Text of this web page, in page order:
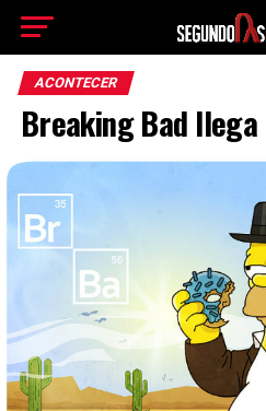
ACONTECER
Breaking Bad llega